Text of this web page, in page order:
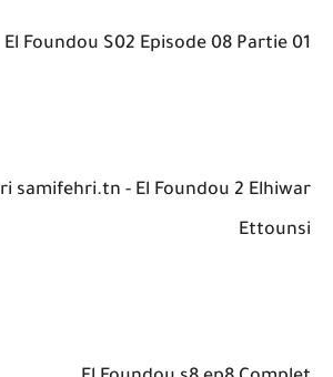
El Foundou S02 Episode 08 Partie 01
samifehri.tn - El Foundou 2 Elhiwar
Ettounsi